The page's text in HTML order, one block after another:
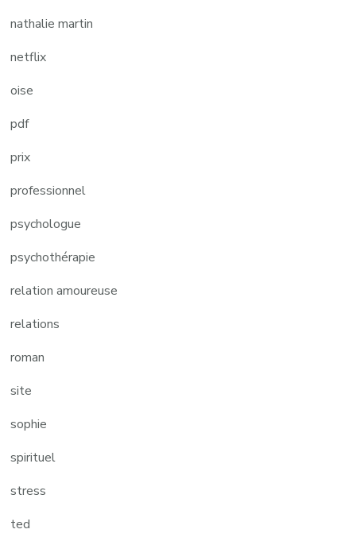
nathalie martin
netflix
oise
pdf
prix
professionnel
psychologue
psychothérapie
relation amoureuse
relations
roman
site
sophie
spirituel
stress
ted